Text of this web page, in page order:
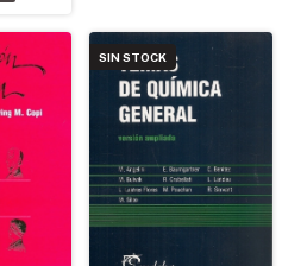
SIN STOCK